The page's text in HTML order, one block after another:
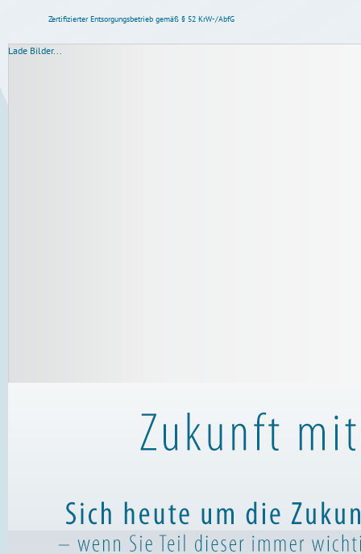
Zertifizierter Entsorgungsbetrieb gemäß § 52 KrW-/AbfG
Lade Bilder...